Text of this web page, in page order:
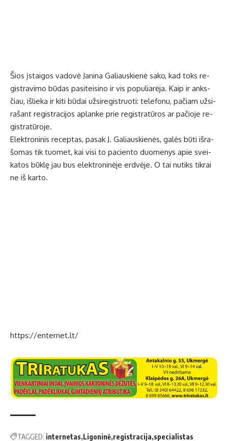
Šios įstai­gos va­do­vė Ja­ni­na Ga­liaus­kie­nė sa­ko, kad toks re­
gist­ra­vi­mo bū­das pa­si­tei­si­no ir vis po­pu­lia­rė­ja. Kaip ir anks­
čiau, iš­lie­ka ir ki­ti bū­dai už­si­re­gist­ruo­ti: te­le­fo­nu, pa­čiam už­si­
ra­šant re­gist­ra­ci­jos ap­lan­ke prie re­gist­ra­tū­ros ar pa­čio­je re­
gist­ra­tū­ro­je.
Elek­tro­ni­nis re­cep­tas, pa­sak J. Ga­liaus­kie­nės, ga­lės bū­ti iš­ra­
šo­mas tik tuo­met, kai vi­si to pa­cien­to duo­me­nys apie svei­
ka­tos būk­lę jau bus elek­tro­ni­nė­je erd­vė­je. O tai nu­tiks tik­rai
ne iš kar­to.
https://enternet.lt/
TAGGED: internetas Ligoninė registracija specialistas